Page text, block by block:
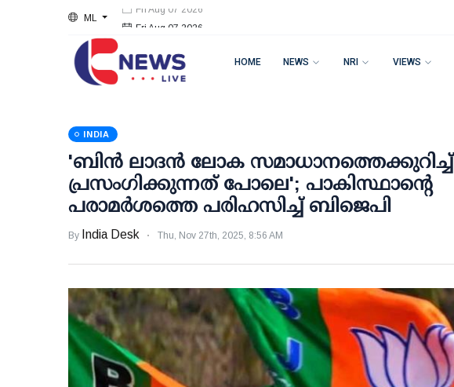
ML
HOME NEWS NRI VIEWS
INDIA
'ബിന്‍ ലാദന്‍ ലോക സമാധാനത്തെക്കുറിച്ച്
പ്രസംഗിക്കുന്നത് പോലെ'; പാകിസ്ഥാന്റെ
പരാമര്‍ശത്തെ പരിഹസിച്ച് ബിജെപി
By India Desk Thu, Nov 27th, 2025, 8:56 AM